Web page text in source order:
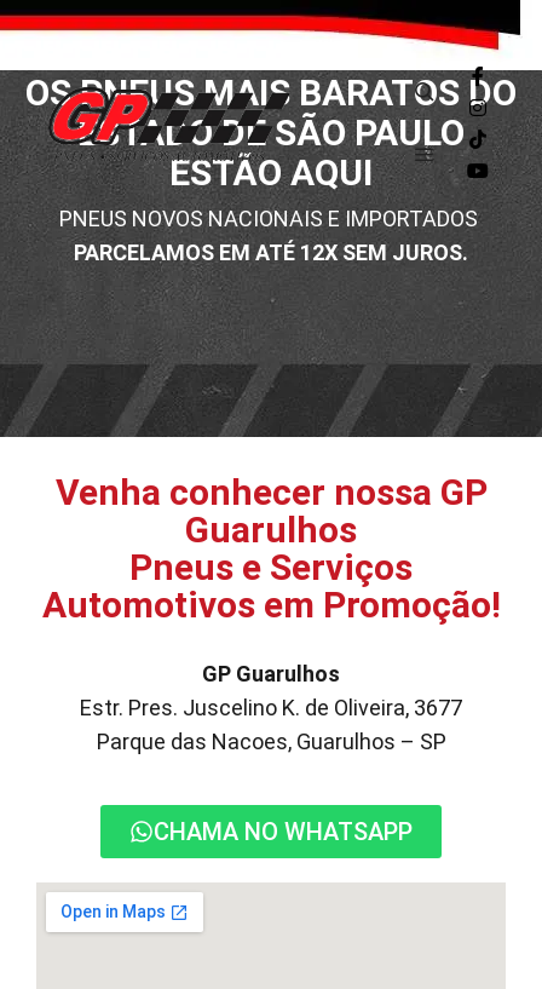
OS PNEUS MAIS BARATOS DO
ESTADO DE SÃO PAULO
ESTÃO AQUI
PNEUS NOVOS NACIONAIS E IMPORTADOS
PARCELAMOS EM ATÉ 12X SEM JUROS.
Venha conhecer nossa GP
Guarulhos
Pneus e Serviços
Automotivos em Promoção!
GP Guarulhos
Estr. Pres. Juscelino K. de Oliveira, 3677
Parque das Nacoes, Guarulhos – SP
CHAMA NO WHATSAPP